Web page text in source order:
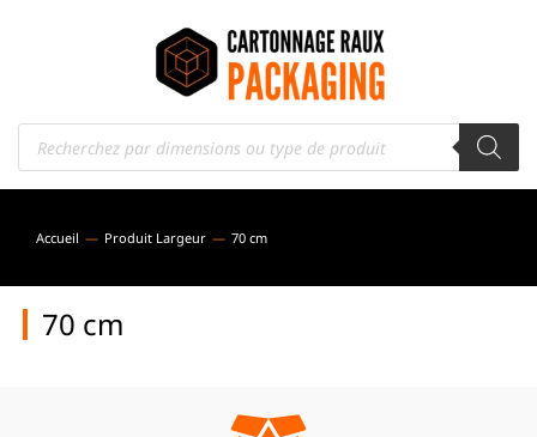
Vous êtes ici :
Accueil Produit Largeur 70 cm
70 cm